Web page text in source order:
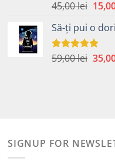
Evaluat la
45,00lei
a
fost:
Să-ți pui o
Evaluat la
59,00lei
SIGNUP FOR